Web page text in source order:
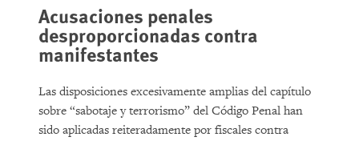
Acusaciones penales
desproporcionadas contra
manifestantes
Las disposiciones excesivamente amplias del capítulo
sobre “sabotaje y terrorismo” del Código Penal han
sido aplicadas reiteradamente por fiscales contra